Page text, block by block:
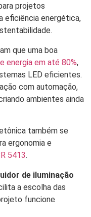
projetos
eficiência energética,
que uma boa
energia em até 80%,
LED eficientes.
com automação,
ambientes ainda
também se
ergonomia e
5413.
de iluminação
a escolha das
funcione